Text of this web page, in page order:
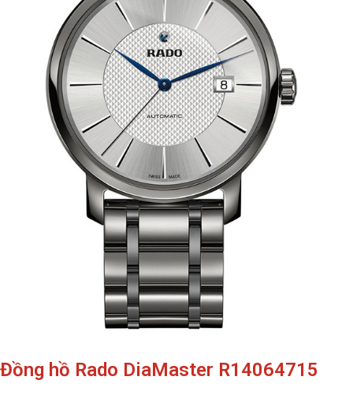
Đồng hồ Rado DiaMaster R14064715